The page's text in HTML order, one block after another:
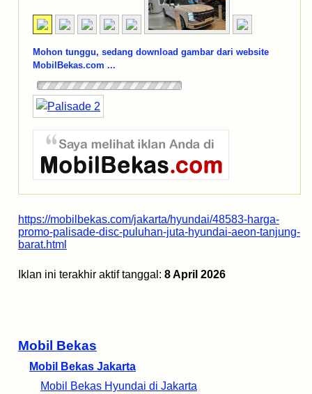
Mobil Bekas
Mobil Bekas Jakarta
Mobil Bekas Hyundai di Jakarta
Mohon tunggu, sedang download gambar dari website
MobilBekas.com ...
https://mobilbekas.com/jakarta/hyundai/48583-harga-
promo-palisade-disc-puluhan-juta-hyundai-aeon-tanjung-
barat.html
Iklan ini terakhir aktif tanggal: 8 April 2026